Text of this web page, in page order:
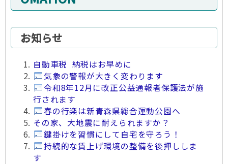
お知らせ
自動車税 納税はお早めに
気象の警報が大きく変わります
令和8年12月に改正公益通報者保護法が施
行されます
春の行楽は新青森県総合運動公園へ
その家、大地震に耐えられますか？
鍵掛けを習慣にして自宅を守ろう！
持続的な賃上げ環境の整備を後押ししま
す